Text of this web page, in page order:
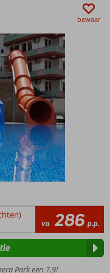
bewaar
va 286 p.p.
Park een 7,9!